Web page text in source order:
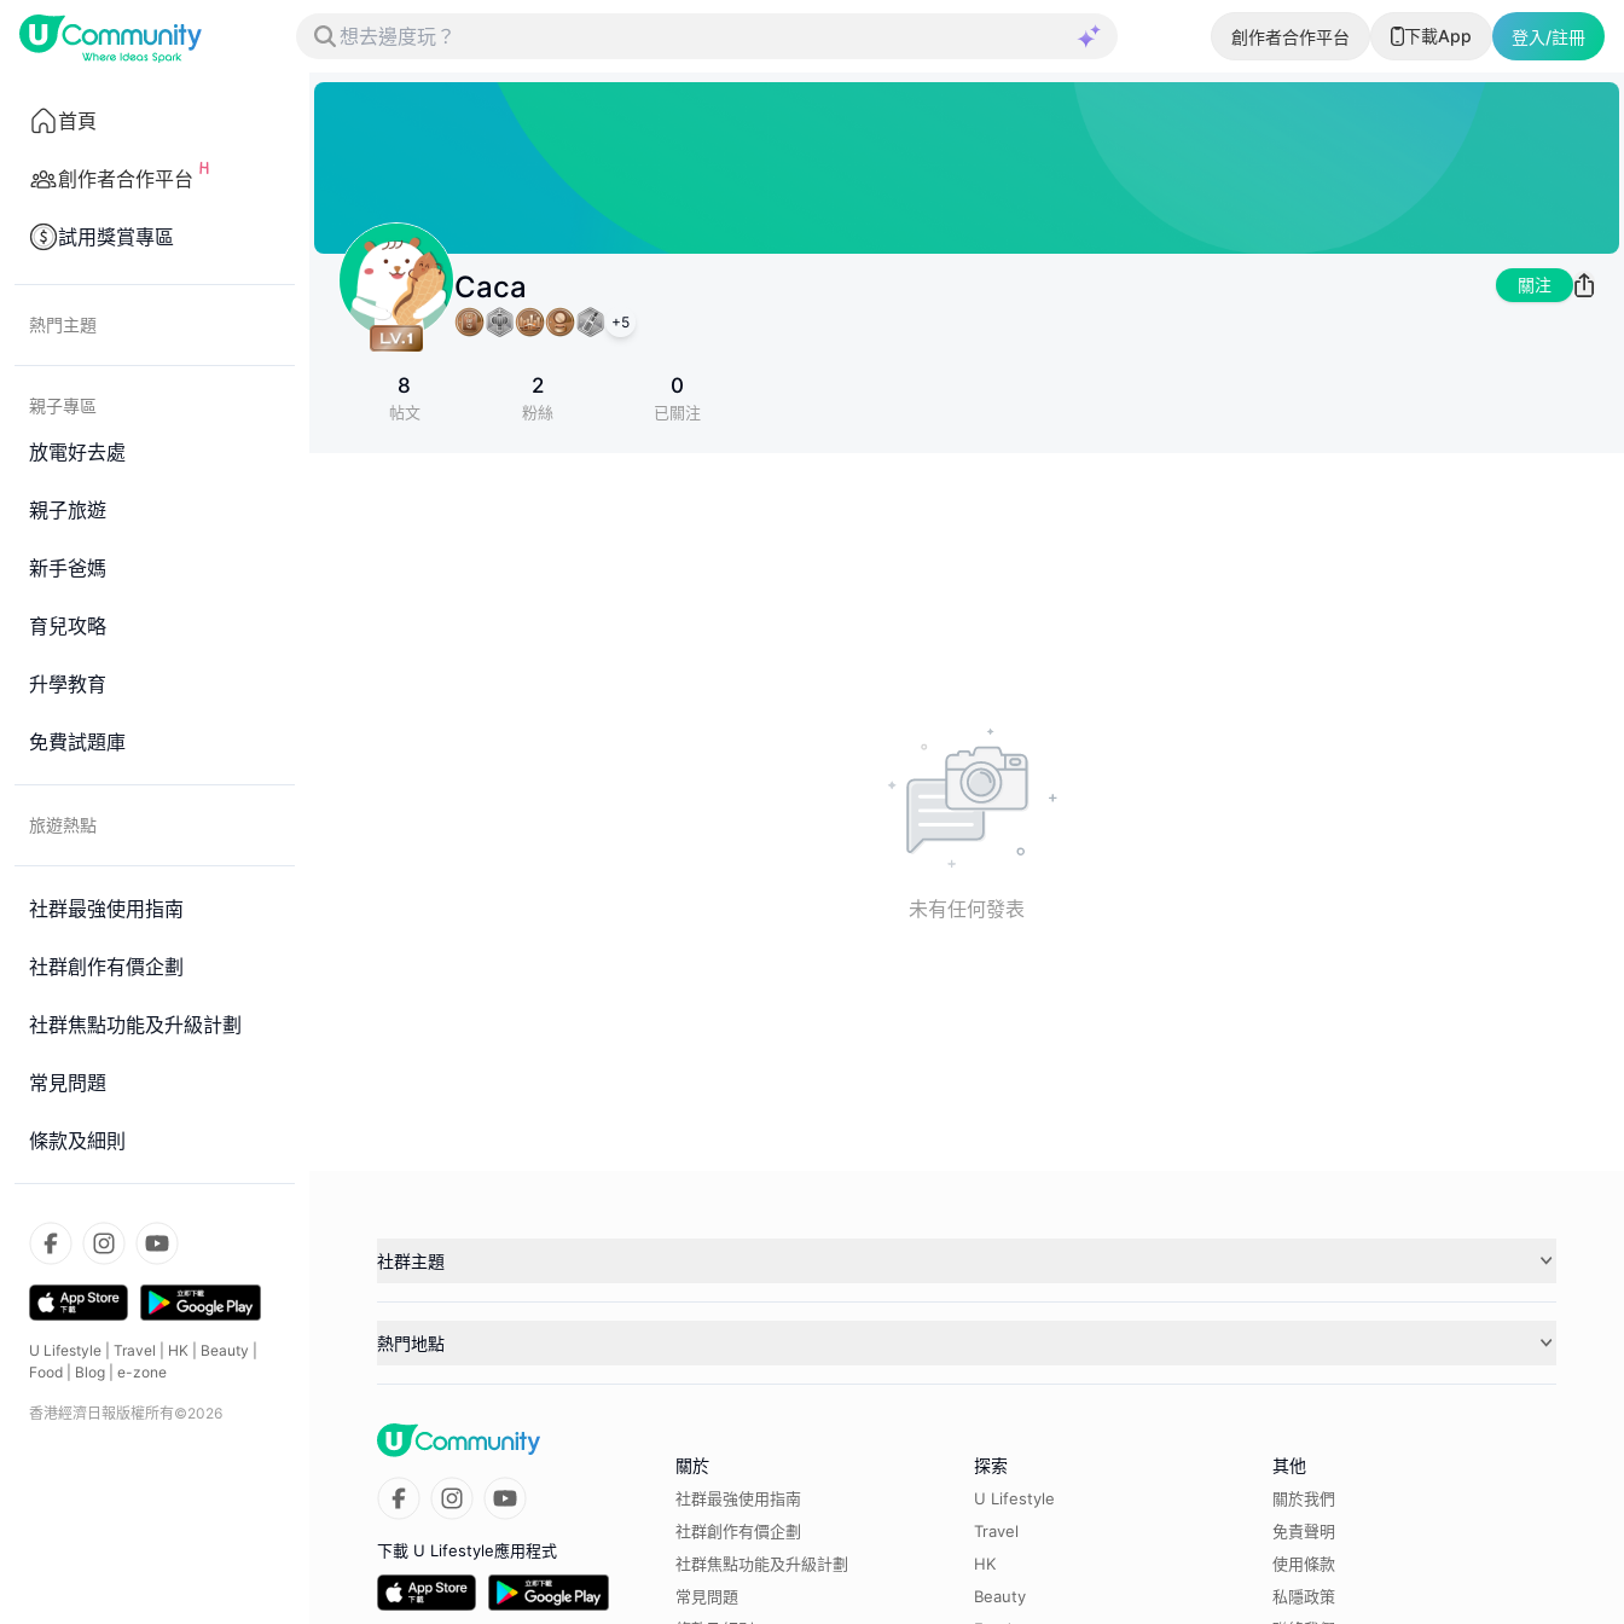
創作者合作平台 下載App 登入/註冊
首頁
創作者合作平台
試用獎賞專區
熱門主題
親子專區
放電好去處
親子旅遊
新手爸媽
育兒攻略
升學教育
免費試題庫
旅遊熱點
社群最強使用指南
社群創作有價企劃
社群焦點功能及升級計劃
常見問題
條款及細則
U Lifestyle Travel HK Beauty
Food
Blog e-zone
香港經濟日報版權所有©2026
Caca
+5
關注
8
帖文
2
粉絲
0
已關注
未有任何發表
社群主題
熱門地點
下載 U Lifestyle應用程式
關於
社群最強使用指南
社群創作有價企劃
社群焦點功能及升級計劃
常見問題
探索
U Lifestyle
Travel
HK
Beauty
其他
關於我們
免責聲明
使用條款
私隱政策